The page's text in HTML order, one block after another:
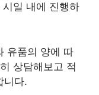
일 내에 진행하
유품의 양에 따
상담해보고 적
니다.